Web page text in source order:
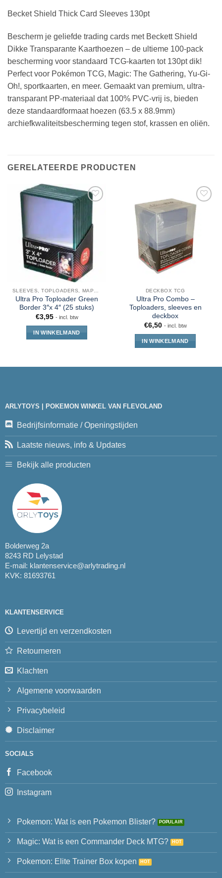
Becket Shield Thick Card Sleeves 130pt
Bescherm je geliefde trading cards met Beckett Shield
Dikke Transparante Kaarthoezen – de ultieme 100-pack
bescherming voor standaard TCG-kaarten tot 130pt dik!
Perfect voor Pokémon TCG, Magic: The Gathering, Yu-Gi-
Oh!, sportkaarten, en meer. Gemaakt van premium, ultra-
transparant PP-materiaal dat 100% PVC-vrij is, bieden
deze standaardformaat hoezen (63.5 x 88.9mm)
archiefkwaliteitsbescherming tegen stof, krassen en oliën.
GERELATEERDE PRODUCTEN
Ultra Pro Toploader Green
Border 3″x 4″ (25 stuks)
€3,95 - incl. btw
IN WINKELMAND
DECKBOX TCG
Ultra Pro Combo –
Toploaders, sleeves en
deckbox
€6,50 - incl. btw
IN WINKELMAND
ARLYTOYS | POKEMON WINKEL VAN FLEVOLAND
Bedrijfsinformatie / Openingstijden
Laatste nieuws, info & Updates
Bekijk alle producten
Bolderweg 2a
8243 RD Lelystad
E-mail: klantenservice@arlytrading.nl
KVK: 81693761
KLANTENSERVICE
Levertijd en verzendkosten
Retourneren
Klachten
Algemene voorwaarden
Privacybeleid
Disclaimer
SOCIALS
Facebook
Instagram
Pokemon: Wat is een Pokemon Blister?
Magic: Wat is een Commander Deck MTG?
Pokemon: Elite Trainer Box kopen